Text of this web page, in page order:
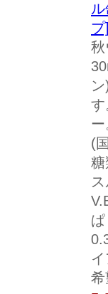
プ]
秋
す
(
糖
希